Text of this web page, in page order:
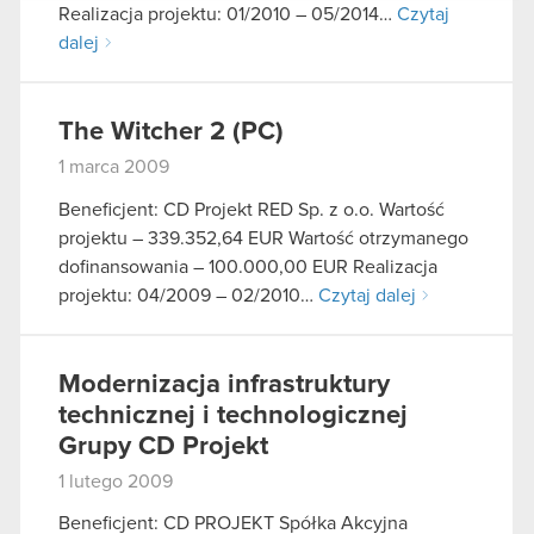
podczas korzystania z ich usług. Kontynuując
korzystanie z naszej witryny, zgadasz się na
Realizacja projektu: 01/2010 – 05/2014… Czytaj
dalej
The Witcher 2 (PC)
1 marca 2009
Beneficjent: CD Projekt RED Sp. z o.o. Wartość
projektu – 339.352,64 EUR Wartość otrzymanego
dofinansowania – 100.000,00 EUR Realizacja
projektu: 04/2009 – 02/2010… Czytaj dalej
Modernizacja infrastruktury
technicznej i technologicznej
Grupy CD Projekt
1 lutego 2009
Beneficjent: CD PROJEKT Spółka Akcyjna